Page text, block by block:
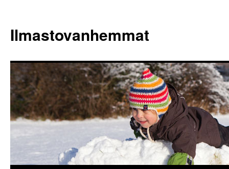
Ilmastovanhemmat